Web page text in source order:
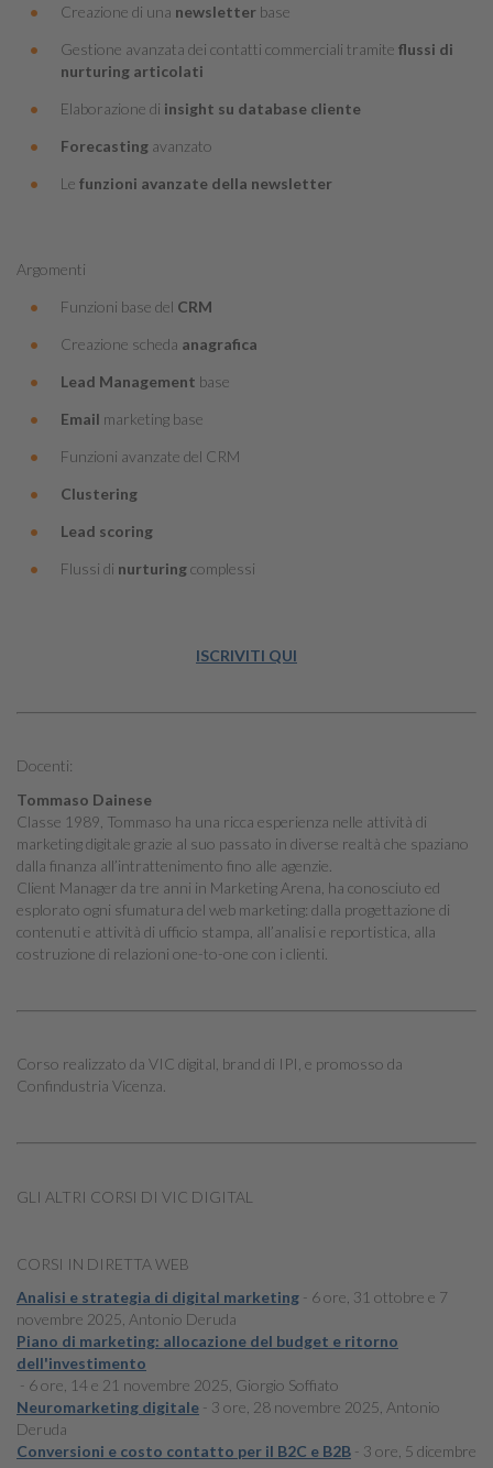
Creazione di una newsletter base
Gestione avanzata dei contatti commerciali tramite flussi di
nurturing articolati
Elaborazione di insight su database cliente
Forecasting avanzato
Le funzioni avanzate della newsletter
Argomenti
Funzioni base del CRM
Creazione scheda anagrafica
Lead Management base
Email marketing base
Funzioni avanzate del CRM
Clustering
Lead scoring
Flussi di nurturingcomplessi
ISCRIVITI QUI
Docenti:
Tommaso Dainese
Classe 1989, Tommaso ha una ricca esperienza nelle attività di
marketing digitale grazie al suo passato in diverse realtà che spaziano
dalla finanza all’intrattenimento fino alle agenzie.
Client Manager da tre anni in Marketing Arena, ha conosciuto ed
esplorato ogni sfumatura del web marketing: dalla progettazione di
contenuti e attività di ufficio stampa, all’analisi e reportistica, alla
costruzione di relazioni one-to-one con i clienti.
Corso realizzato da VIC digital, brand di IPI, e promosso da
Confindustria Vicenza.
GLI ALTRI CORSI DI VIC DIGITAL
CORSI IN DIRETTA WEB
Analisi e strategia di digital marketing - 6 ore, 31 ottobre e 7
novembre 2025, Antonio Deruda
Piano di marketing: allocazione del budget e ritorno
dell'investimento
- 6 ore, 14 e 21 novembre 2025, Giorgio Soffiato
Neuromarketing digitale - 3 ore, 28 novembre 2025, Antonio
Deruda
Conversioni e costo contatto per il B2C e B2B - 3 ore, 5 dicembre